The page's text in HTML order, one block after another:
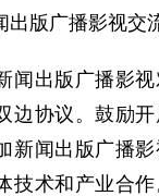
版广播影视交
出版广播影视
边协议。鼓励
新闻出版广播
技术和产业合